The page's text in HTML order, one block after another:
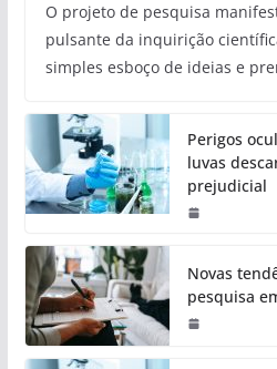
O projeto de pesquisa
pulsante da inquirição
simples esboço de ideias e
Perigos
luvas
prejudicial
Novas
pesquisa